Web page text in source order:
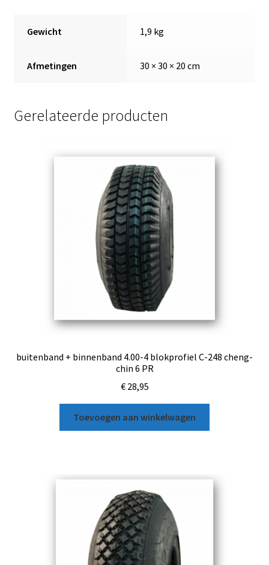
Gewicht 1,9 kg
Afmetingen 30 × 30 × 20 cm
Gerelateerde producten
buitenband + binnenband 4.00-4 blokprofiel C-248 cheng-
chin 6 PR
€28,95
Toevoegen aan winkelwagen